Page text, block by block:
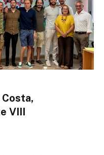
VIII